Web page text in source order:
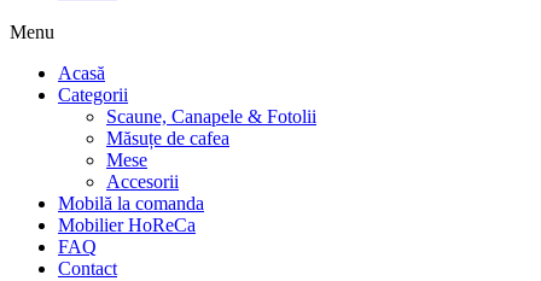
Menu
Acasă
Categorii
Scaune, Canapele & Fotolii
Măsuțe de cafea
Mese
Accesorii
Mobilă la comanda
Mobilier HoReCa
FAQ
Contact